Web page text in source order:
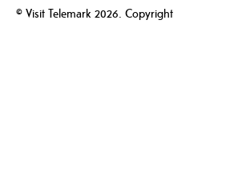
© Visit Telemark 2026. Copyright